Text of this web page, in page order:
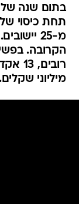
בתום שנה של
מיליוני